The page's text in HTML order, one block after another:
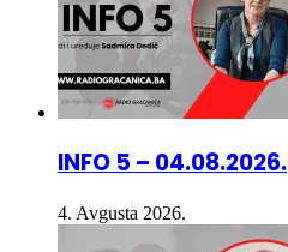
INFO 5 – 04.08.2026.
4. Avgusta 2026.